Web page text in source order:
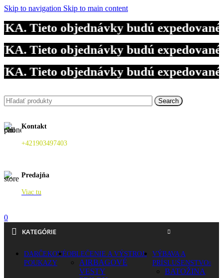
Skip to navigation Skip to main content
objednávky budú expedované
objednávky budú expedované
objednávky budú expedované
Search
Kontakt
+421903497403
Predajňa
Viac tu
0
KATEGÓRIE
DARČEKOVÉ
POUKAZY
OBLEČENIE A VÝSTROJ
AIRBAGOVÉ
VESTY
VÝBAVA A
PRÍSLUŠENSTVO
BATOŽINA